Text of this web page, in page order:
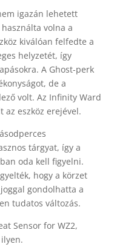
igazán lehetett
volna a
kiválóan felfedte a
helyzetét, így
A Ghost-perk
de a
volt. Az Infinity Ward
az eszköz erejével.
tárgyat, így a
oda kell figyelni.
hogy a körzet
gondolhatta a
tudatos változás.
Sensor for WZ2,